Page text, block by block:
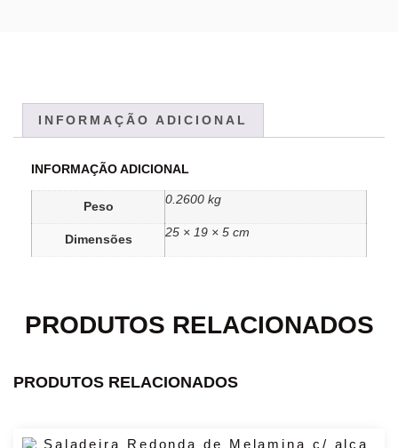
INFORMAÇÃO ADICIONAL
INFORMAÇÃO ADICIONAL
Peso
0.2600 kg
Dimensões
25 × 19 × 5 cm
PRODUTOS RELACIONADOS
PRODUTOS RELACIONADOS